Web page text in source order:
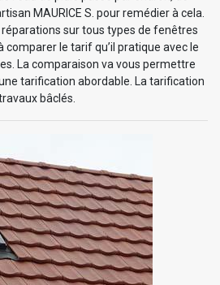
MAURICE S. pour remédier à cela.
réparations sur tous types de fenêtres
comparer le tarif qu’il pratique avec le
La comparaison va vous permettre
tarification abordable. La tarification
bâclés.